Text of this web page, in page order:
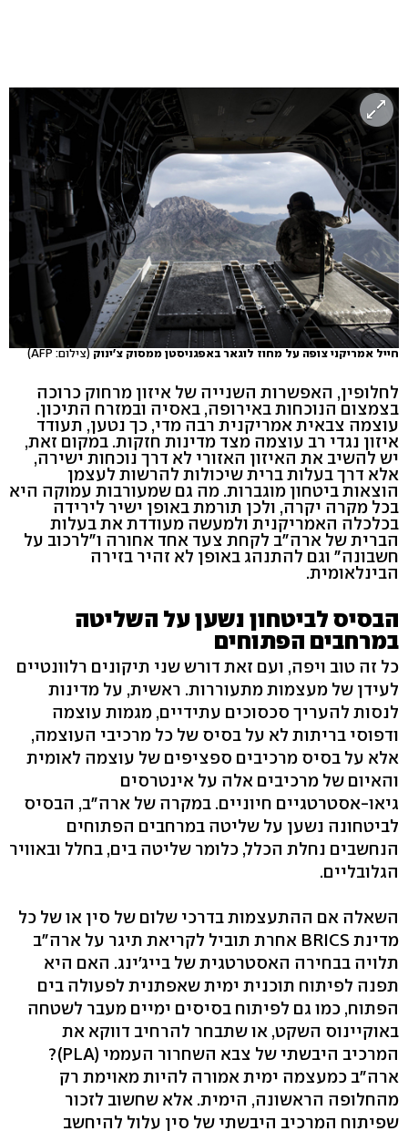
חייל אמריקני צופה על מחוז לוגאר באפגניסטן ממסוק צ'ינוק(צילום: AFP)
לחלופין, האפשרות השנייה של איזון מרחוק כרוכה
בצמצום הנוכחות באירופה, באסיה ובמזרח התיכון.
עוצמה צבאית אמריקנית רבה מדי, כך נטען, תעודד
איזון נגדי רב עוצמה מצד מדינות חזקות. במקום זאת,
יש להשיב את האיזון האזורי לא דרך נוכחות ישירה,
אלא דרך בעלות ברית שיכולות להרשות לעצמן
הוצאות ביטחון מוגברות. מה גם שמעורבות עמוקה היא
בכל מקרה יקרה, ולכן תורמת באופן ישיר לירידה
בכלכלה האמריקנית ולמעשה מעודדת את בעלות
הברית של ארה"ב לקחת צעד אחד אחורה ו"לרכוב על
חשבונה" וגם להתנהג באופן לא זהיר בזירה
הבינלאומית.
הבסיס לביטחון נשען על השליטה
במרחבים הפתוחים
כל זה טוב ויפה, ועם זאת דורש שני תיקונים רלוונטיים
לעידן של מעצמות מתעוררות. ראשית, על מדינות
לנסות להעריך סכסוכים עתידיים, מגמות עוצמה
ודפוסי בריתות לא על בסיס של כל מרכיבי העוצמה,
אלא על בסיס מרכיבים ספציפים של עוצמה לאומית
והאיום של מרכיבים אלה על אינטרסים
גיאו-אסטרטגיים חיוניים. במקרה של ארה"ב, הבסיס
לביטחונה נשען על שליטה במרחבים הפתוחים
הנחשבים נחלת הכלל, כלומר שליטה בים, בחלל ובאוויר
הגלובליים.
השאלה אם ההתעצמות בדרכי שלום של סין או של כל
מדינת BRICS אחרת תוביל לקריאת תיגר על ארה"ב
תלויה בבחירה האסטרטגית של בייג'ינג. האם היא
תפנה לפיתוח תוכנית ימית שאפתנית לפעולה בים
הפתוח, כמו גם לפיתוח בסיסים ימיים מעבר לשטחה
באוקיינוס השקט, או שתבחר להרחיב דווקא את
המרכיב היבשתי של צבא השחרור העממי (PLA)?
ארה"ב כמעצמה ימית אמורה להיות מאוימת רק
מהחלופה הראשונה, הימית. אלא שחשוב לזכור
שפיתוח המרכיב היבשתי של סין עלול להיחשב